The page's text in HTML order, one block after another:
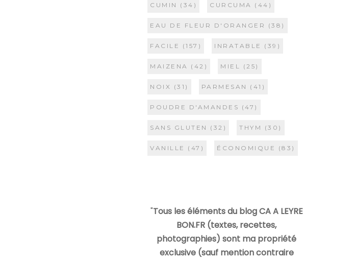
CUMIN (34) CURCUMA (44)
EAU DE FLEUR D'ORANGER (38)
FACILE (157) INRATABLE (39)
MAIZENA (42) MIEL (25)
NOIX (31) PARMESAN (41)
POUDRE D'AMANDES (47)
SANS GLUTEN (32) THYM (30)
VANILLE (47) ÉCONOMIQUE (83)
"Tous les éléments du blog CA A LEYRE
BON.FR (textes, recettes,
photographies) sont ma propriété
exclusive (sauf mention contraire